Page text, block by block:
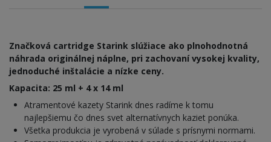
Značková cartridge Starink slúžiace ako plnohodnotná
náhrada originálnej náplne, pri zachovaní vysokej kvality,
jednoduché inštalácie a nízke ceny.
Kapacita: 25 ml + 4 x 14 ml
Atramentové kazety Starink dnes radíme k tomu
najlepšiemu čo dnes svet alternatívnych kaziet ponúka.
Všetka produkcia je vyrobená v súlade s prísnymi normami.